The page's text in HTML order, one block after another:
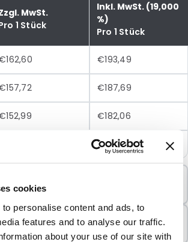
cookies
personalise content and ads, to
features and to analyse our traffic.
about your use of our site with
MwSt.
1 Stück
Inkl. MwSt. (19,000
%)
Pro 1 Stück
€193,49
€187,69
€182,06
€176,60